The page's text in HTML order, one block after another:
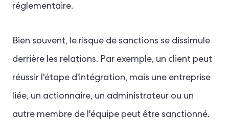
réglementaire.
Bien souvent, le risque de sanctions se dissimule
derrière les relations. Par exemple, un client peut
réussir l'étape d'intégration, mais une entreprise
liée, un actionnaire, un administrateur ou un
autre membre de l'équipe peut être sanctionné.